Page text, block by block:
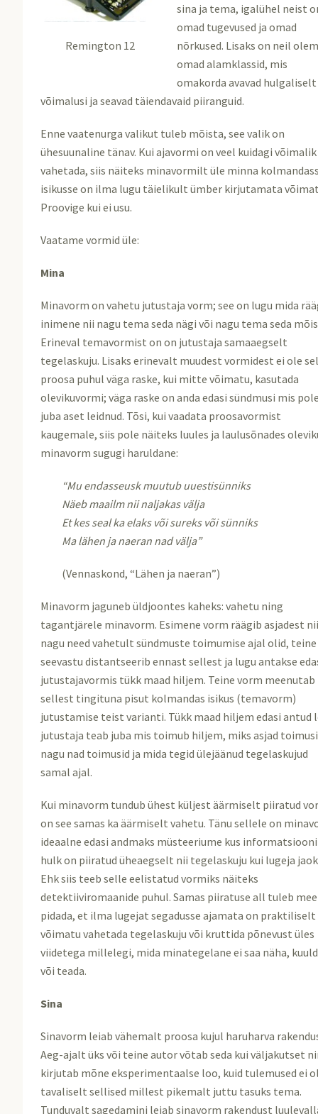
Remington 12
sina ja tema, igalühel neist
omad tugevused ja omad
nõrkused. Lisaks on neil
omad alamklassid, mis
omakorda avavad hulgaliselt
võimalusi ja seavad täiendavaid piiranguid.
Enne vaatenurga valikut tuleb mõista, see valik on
ühesuunaline tänav. Kui ajavormi on veel kuidagi võimalik
vahetada, siis näiteks minavormilt üle minna
isikusse on ilma lugu täielikult ümber kirjutamata
Proovige kui ei usu.
Vaatame vormid üle:
Mina
Minavorm on vahetu jutustaja vorm; see on lugu mida
inimene nii nagu tema seda nägi või nagu tema seda
Erineval temavormist on on jutustaja samaaegselt
tegelaskuju. Lisaks erinevalt muudest vormidest ei ole
proosa puhul väga raske, kui mitte võimatu, kasutada
olevikuvormi; väga raske on anda edasi sündmusi mis
juba aset leidnud. Tõsi, kui vaadata proosavormist
kaugemale, siis pole näiteks luules ja laulusõnades
minavorm sugugi haruldane:
“Mu endasseusk muutub uuestisünniks
Näeb maailm nii naljakas välja
Et kes seal ka elaks või sureks või sünniks
Ma lähen ja naeran nad välja”
(Vennaskond, “Lähen ja naeran”)
Minavorm jaguneb üldjoontes kaheks: vahetu ning
tagantjärele minavorm. Esimene vorm räägib asjadest
nagu need vahetult sündmuste toimumise ajal olid, teine
seevastu distantseerib ennast sellest ja lugu antakse
jutustajavormis tükk maad hiljem. Teine vorm meenutab
sellest tingituna pisut kolmandas isikus (temavorm)
jutustamise teist varianti. Tükk maad hiljem edasi antud
jutustaja teab juba mis toimub hiljem, miks asjad
nagu nad toimusid ja mida tegid ülejäänud tegelaskujud
samal ajal.
Kui minavorm tundub ühest küljest äärmiselt piiratud
on see samas ka äärmiselt vahetu. Tänu sellele on
ideaalne edasi andmaks müsteeriume kus informatsiooni
hulk on piiratud üheaegselt nii tegelaskuju kui lugeja
Ehk siis teeb selle eelistatud vormiks näiteks
detektiiviromaanide puhul. Samas piiratuse all tuleb
pidada, et ilma lugejat segadusse ajamata on praktiliselt
võimatu vahetada tegelaskuju või kruttida põnevust üles
viidetega millelegi, mida minategelane ei saa näha,
või teada.
Sina
Sinavorm leiab vähemalt proosa kujul haruharva
Aeg-ajalt üks või teine autor võtab seda kui väljakutset
kirjutab mõne eksperimentaalse loo, kuid tulemused ei
tavaliselt sellised millest pikemalt juttu tasuks tema.
Tunduvalt sagedamini leiab sinavorm rakendust